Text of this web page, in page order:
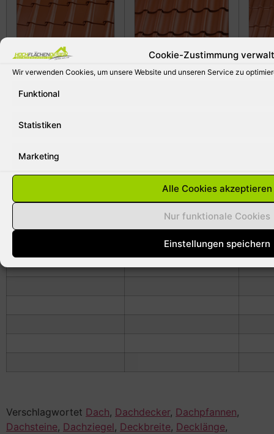
Cookie-Zustimmung
Wir verwenden Cookies, um unsere Website und unseren Service zu
Funktional
Statistiken
Marketing
Alle Cookies akzeptieren
Nur funktionale Cookies
Einstellungen speichern
Krempziegel K1
Marko
Verschlagwortet Dach, Dachdecker, Dachpfannen,
Dachsteine, Dachziegel, Deckbreite, Decklänge,